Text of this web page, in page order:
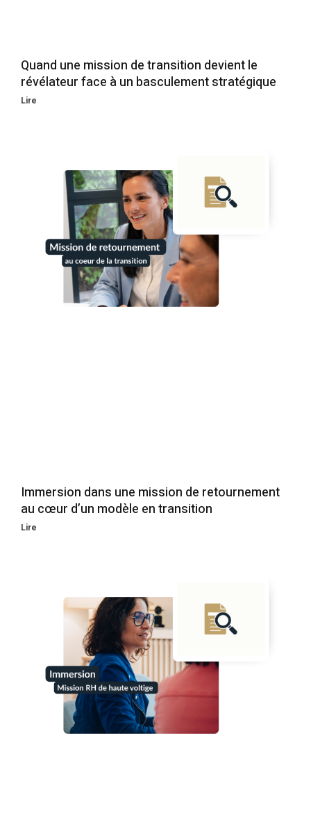
Quand une mission de transition devient le
révélateur face à un basculement stratégique
Lire
Immersion dans une mission de retournement
au cœur d’un modèle en transition
Lire